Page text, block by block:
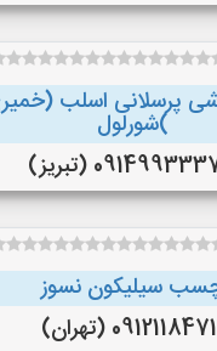
پرسلانی اسلب
)شورلول
(تبریز)
سیلیکون نسوز
(تهران)